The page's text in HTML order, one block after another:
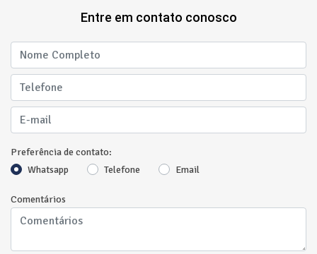
Entre em contato conosco
Preferência de contato:
Whatsapp
Telefone Email
Comentários